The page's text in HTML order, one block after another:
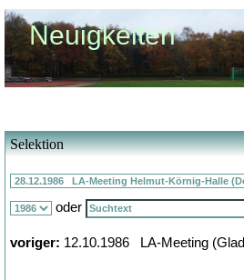
Neuigkeiten
Selektion
oder
voriger: 12.10.1986 LA-Meeting